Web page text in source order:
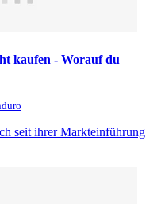
kaufen - Worauf du
seit ihrer Markteinführung